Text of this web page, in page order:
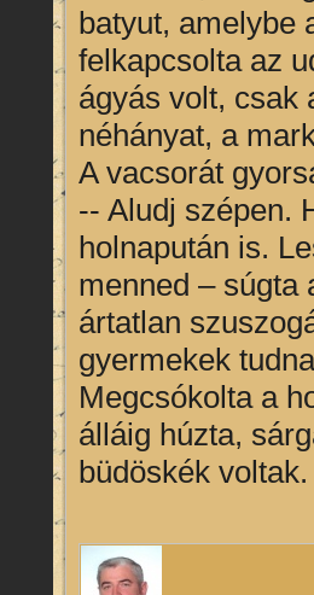
batyut, amelybe
felkapcsolta az
ágyás volt, csak
néhányat, a
A vacsorát
-- Aludj szépen.
holnapután is.
menned – súgta
ártatlan
gyermekek
Megcsókolta a
álláig húzta,
büdöskék